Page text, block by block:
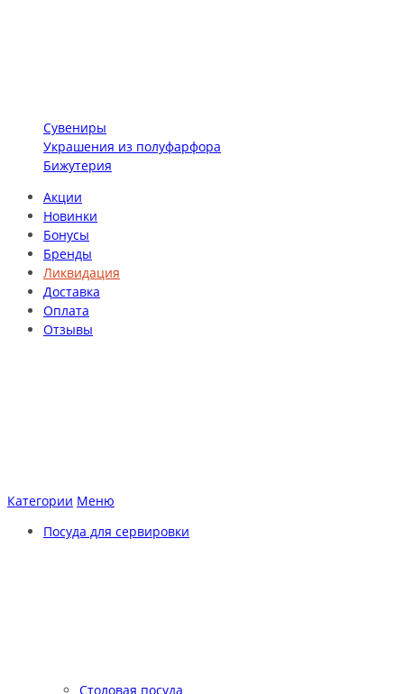
Сувениры
Украшения из полуфарфора
Бижутерия
Акции
Новинки
Бонусы
Бренды
Ликвидация
Доставка
Оплата
Отзывы
Категории Меню
Посуда для сервировки
Столовая посуда